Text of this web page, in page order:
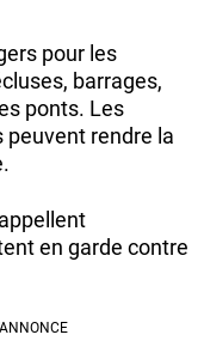
pour les
barrages,
ponts. Les
peuvent rendre la
en garde contre